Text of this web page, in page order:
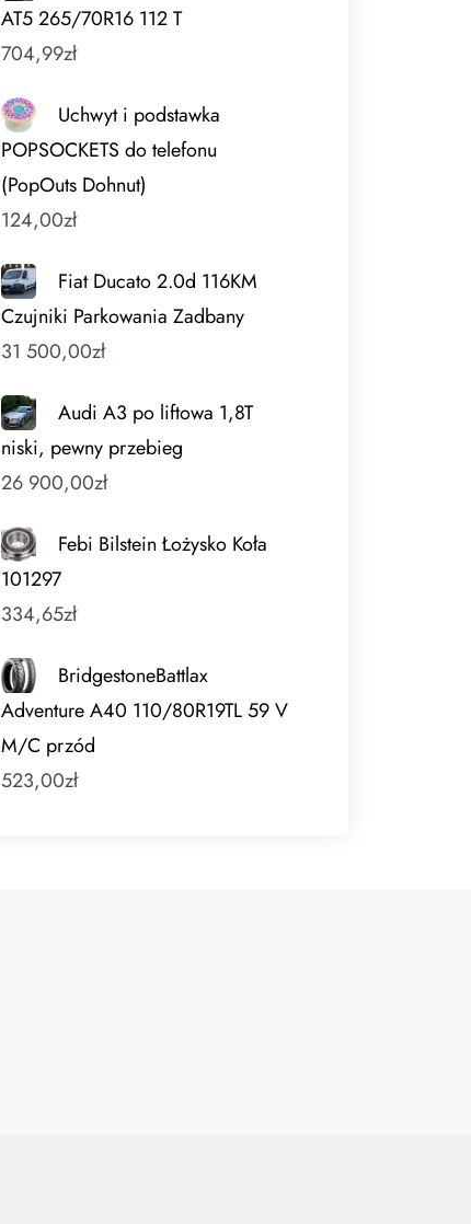
AT5 265/70R16 112 T
704,99zł
Uchwyt i podstawka
POPSOCKETS do telefonu
(PopOuts Dohnut)
124,00zł
Fiat Ducato 2.0d 116KM
Czujniki Parkowania Zadbany
31 500,00zł
Audi A3 po liftowa 1,8T
niski, pewny przebieg
26 900,00zł
Febi Bilstein Łożysko Koła
101297
334,65zł
BridgestoneBattlax
Adventure A40 110/80R19TL 59 V
M/C przód
523,00zł